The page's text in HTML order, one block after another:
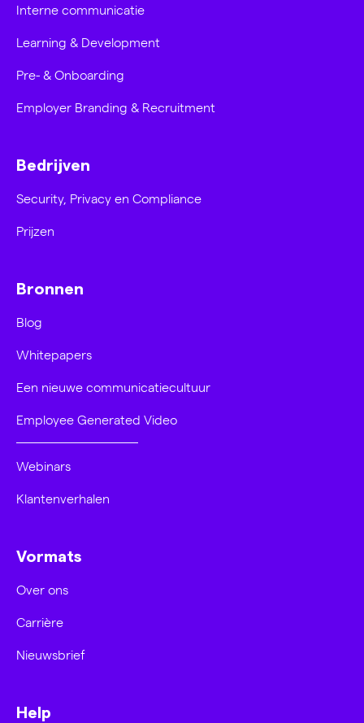
Interne communicatie
Learning & Development
Pre- & Onboarding
Employer Branding & Recruitment
Bedrijven
Security, Privacy en Compliance
Prijzen
Bronnen
Blog
Whitepapers
Een nieuwe communicatiecultuur
Employee Generated Video
Webinars
Klantenverhalen
Vormats
Over ons
Carrière
Nieuwsbrief
Help